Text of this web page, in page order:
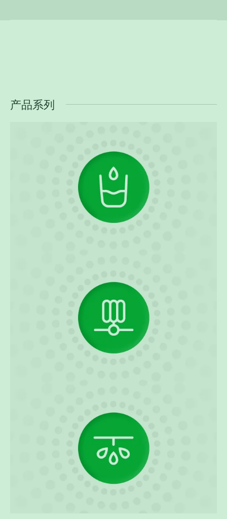
产品系列
生活饮用水管
阔盛绿色管
阔盛绿色多层管
暖通管道系统
阔盛橙色管
阔盛黑色管
工业管道系统
阔盛绿色多层管
阔盛蓝色管
阔盛红色管